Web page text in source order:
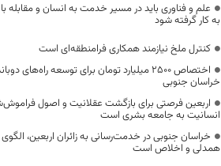
علم و فناوری باید در مسیر خدمت به انسان و مقابله
به کار گرفته شود
کنترل ملخ نیازمند همکاری فرامنطقه‌ای است
اختصاص 2500 میلیارد تومان برای توسعه راه‌های
خراسان جنوبی
اربعین فرصتی برای بازگشت عقلانیت و اصول
انسانیت به جامعه بشری است
خراسان جنوبی در خدمت‌رسانی به زائران اربعین، الگوی
همدلی و اخلاص است